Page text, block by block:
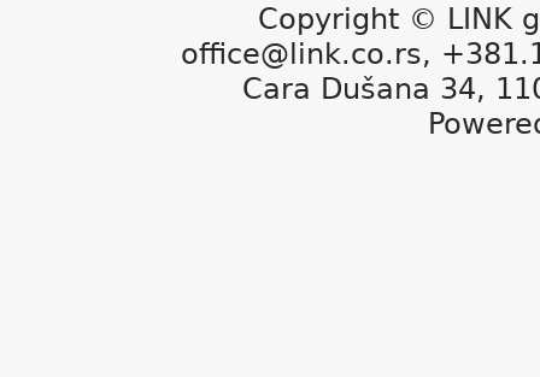
Copyright © LINK
office@link.co.rs,
Cara Dušana 34,